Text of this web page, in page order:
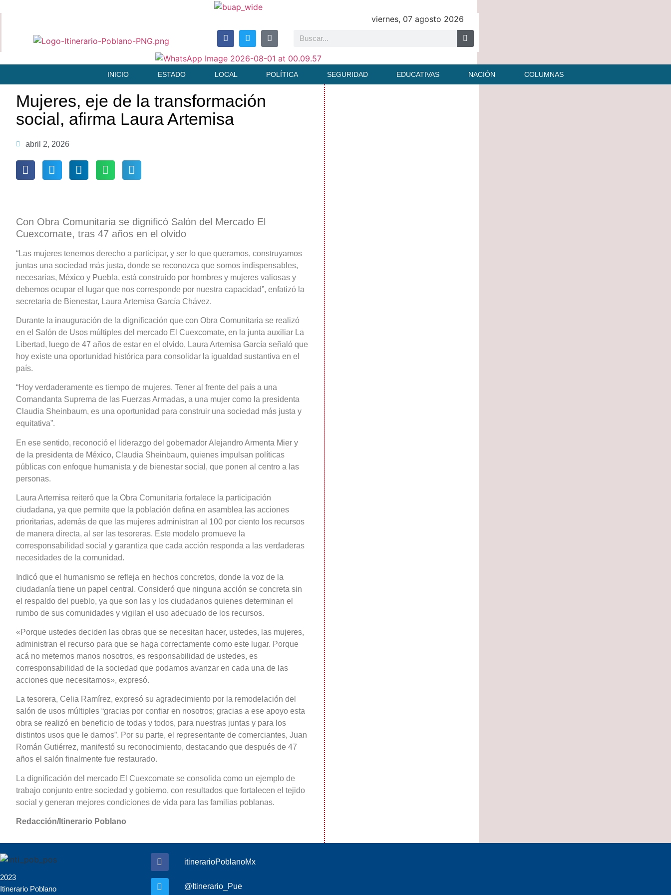
viernes, 07 agosto 2026
INICIO ESTADO LOCAL POLÍTICA SEGURIDAD EDUCATIVAS NACIÓN COLUMNAS
Mujeres, eje de la transformación
social, afirma Laura Artemisa
abril 2, 2026
Con Obra Comunitaria se dignificó Salón del Mercado El
Cuexcomate, tras 47 años en el olvido
“Las mujeres tenemos derecho a participar, y ser lo que queramos, construyamos
juntas una sociedad más justa, donde se reconozca que somos indispensables,
necesarias, México y Puebla, está construido por hombres y mujeres valiosas y
debemos ocupar el lugar que nos corresponde por nuestra capacidad”, enfatizó la
secretaria de Bienestar, Laura Artemisa García Chávez.
Durante la inauguración de la dignificación que con Obra Comunitaria se realizó
en el Salón de Usos múltiples del mercado El Cuexcomate, en la junta auxiliar La
Libertad, luego de 47 años de estar en el olvido, Laura Artemisa García señaló que
hoy existe una oportunidad histórica para consolidar la igualdad sustantiva en el
país.
“Hoy verdaderamente es tiempo de mujeres. Tener al frente del país a una
Comandanta Suprema de las Fuerzas Armadas, a una mujer como la presidenta
Claudia Sheinbaum, es una oportunidad para construir una sociedad más justa y
equitativa”.
En ese sentido, reconoció el liderazgo del gobernador Alejandro Armenta Mier y
de la presidenta de México, Claudia Sheinbaum, quienes impulsan políticas
públicas con enfoque humanista y de bienestar social, que ponen al centro a las
personas.
Laura Artemisa reiteró que la Obra Comunitaria fortalece la participación
ciudadana, ya que permite que la población defina en asamblea las acciones
prioritarias, además de que las mujeres administran al 100 por ciento los recursos
de manera directa, al ser las tesoreras. Este modelo promueve la
corresponsabilidad social y garantiza que cada acción responda a las verdaderas
necesidades de la comunidad.
Indicó que el humanismo se refleja en hechos concretos, donde la voz de la
ciudadanía tiene un papel central. Consideró que ninguna acción se concreta sin
el respaldo del pueblo, ya que son las y los ciudadanos quienes determinan el
rumbo de sus comunidades y vigilan el uso adecuado de los recursos.
«Porque ustedes deciden las obras que se necesitan hacer, ustedes, las mujeres,
administran el recurso para que se haga correctamente como este lugar. Porque
acá no metemos manos nosotros, es responsabilidad de ustedes, es
corresponsabilidad de la sociedad que podamos avanzar en cada una de las
acciones que necesitamos», expresó.
La tesorera, Celia Ramírez, expresó su agradecimiento por la remodelación del
salón de usos múltiples “gracias por confiar en nosotros; gracias a ese apoyo esta
obra se realizó en beneficio de todas y todos, para nuestras juntas y para los
distintos usos que le damos”. Por su parte, el representante de comerciantes, Juan
Román Gutiérrez, manifestó su reconocimiento, destacando que después de 47
años el salón finalmente fue restaurado.
La dignificación del mercado El Cuexcomate se consolida como un ejemplo de
trabajo conjunto entre sociedad y gobierno, con resultados que fortalecen el tejido
social y generan mejores condiciones de vida para las familias poblanas.
Redacción/Itinerario Poblano
2023
Itinerario Poblano
itinerarioPoblanoMx
@Itinerario_Pue